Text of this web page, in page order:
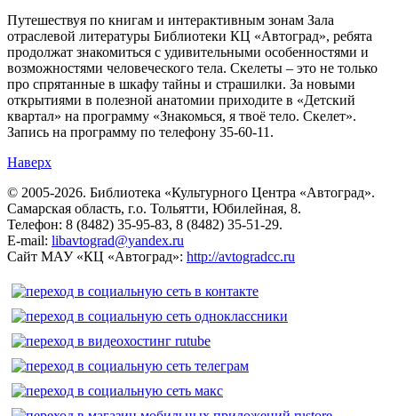
Путешествуя по книгам и интерактивным зонам Зала
отраслевой литературы Библиотеки КЦ «Автоград», ребята
продолжат знакомиться с удивительными особенностями и
возможностями человеческого тела. Скелеты – это не только
про спрятанные в шкафу тайны и страшилки. За новыми
открытиями в полезной анатомии приходите в «Детский
квартал» на программу «Знакомься, я твоё тело. Скелет».
Запись на программу по телефону 35-60-11.
Наверх
© 2005-2026. Библиотека «Культурного Центра «Автоград».
Самарская область, г.о. Тольятти, Юбилейная, 8.
Телефон: 8 (8482) 35-95-83, 8 (8482) 35-51-29.
E-mail: libavtograd@yandex.ru
Сайт МАУ «КЦ «Автоград»: http://avtogradcc.ru